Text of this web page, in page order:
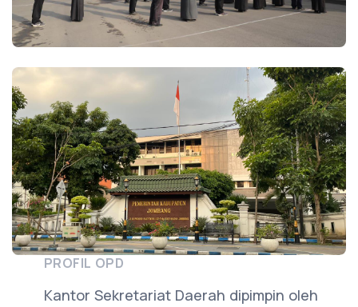
PROFIL OPD
Kantor Sekretariat Daerah dipimpin oleh